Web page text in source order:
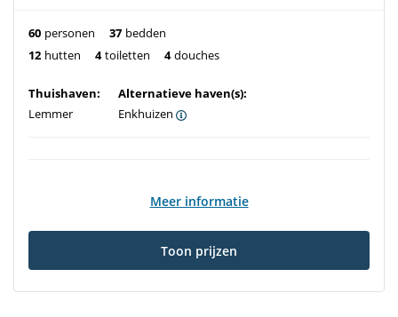
60 personen 37 bedden
12 hutten 4 toiletten 4 douches
Thuishaven:
Lemmer
Alternatieve haven(s):
Enkhuizen
Meer informatie
Toon prijzen